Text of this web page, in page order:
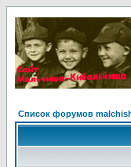
Список форумов